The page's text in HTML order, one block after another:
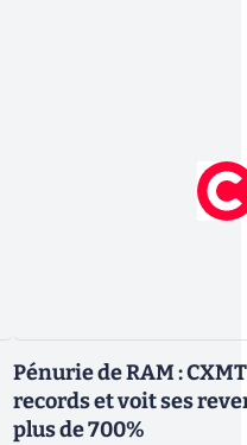
Pénurie de RAM :
records et voit ses
plus de 700%